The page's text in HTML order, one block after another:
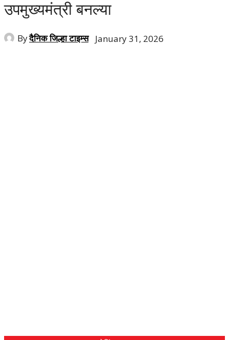
उपमुख्यमंत्री बनल्या
Byदैनिक जिल्हा टाइम्स January 31, 2026